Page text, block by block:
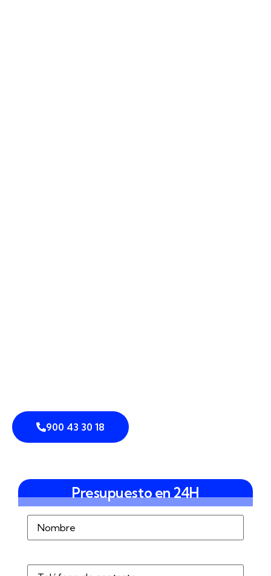
900 43 30 18
Presupuesto en 24H
Nombre
Teléfono(Obligatorio)